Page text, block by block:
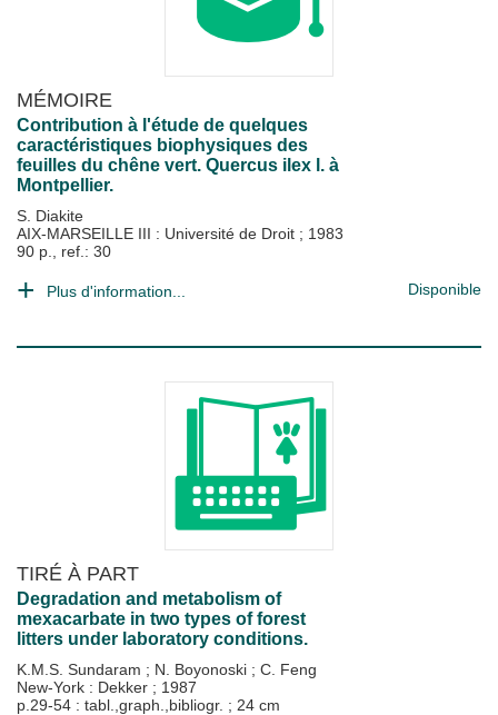
MÉMOIRE
Contribution à l'étude de quelques
caractéristiques biophysiques des
feuilles du chêne vert. Quercus ilex l. à
Montpellier.
S. Diakite
AIX-MARSEILLE III : Université de Droit ; 1983
90 p., ref.: 30
Plus d'information... Disponible
TIRÉ À PART
Degradation and metabolism of
mexacarbate in two types of forest
litters under laboratory conditions.
K.M.S. Sundaram ; N. Boyonoski ; C. Feng
New-York : Dekker ; 1987
p.29-54 : tabl.,graph.,bibliogr. ; 24 cm